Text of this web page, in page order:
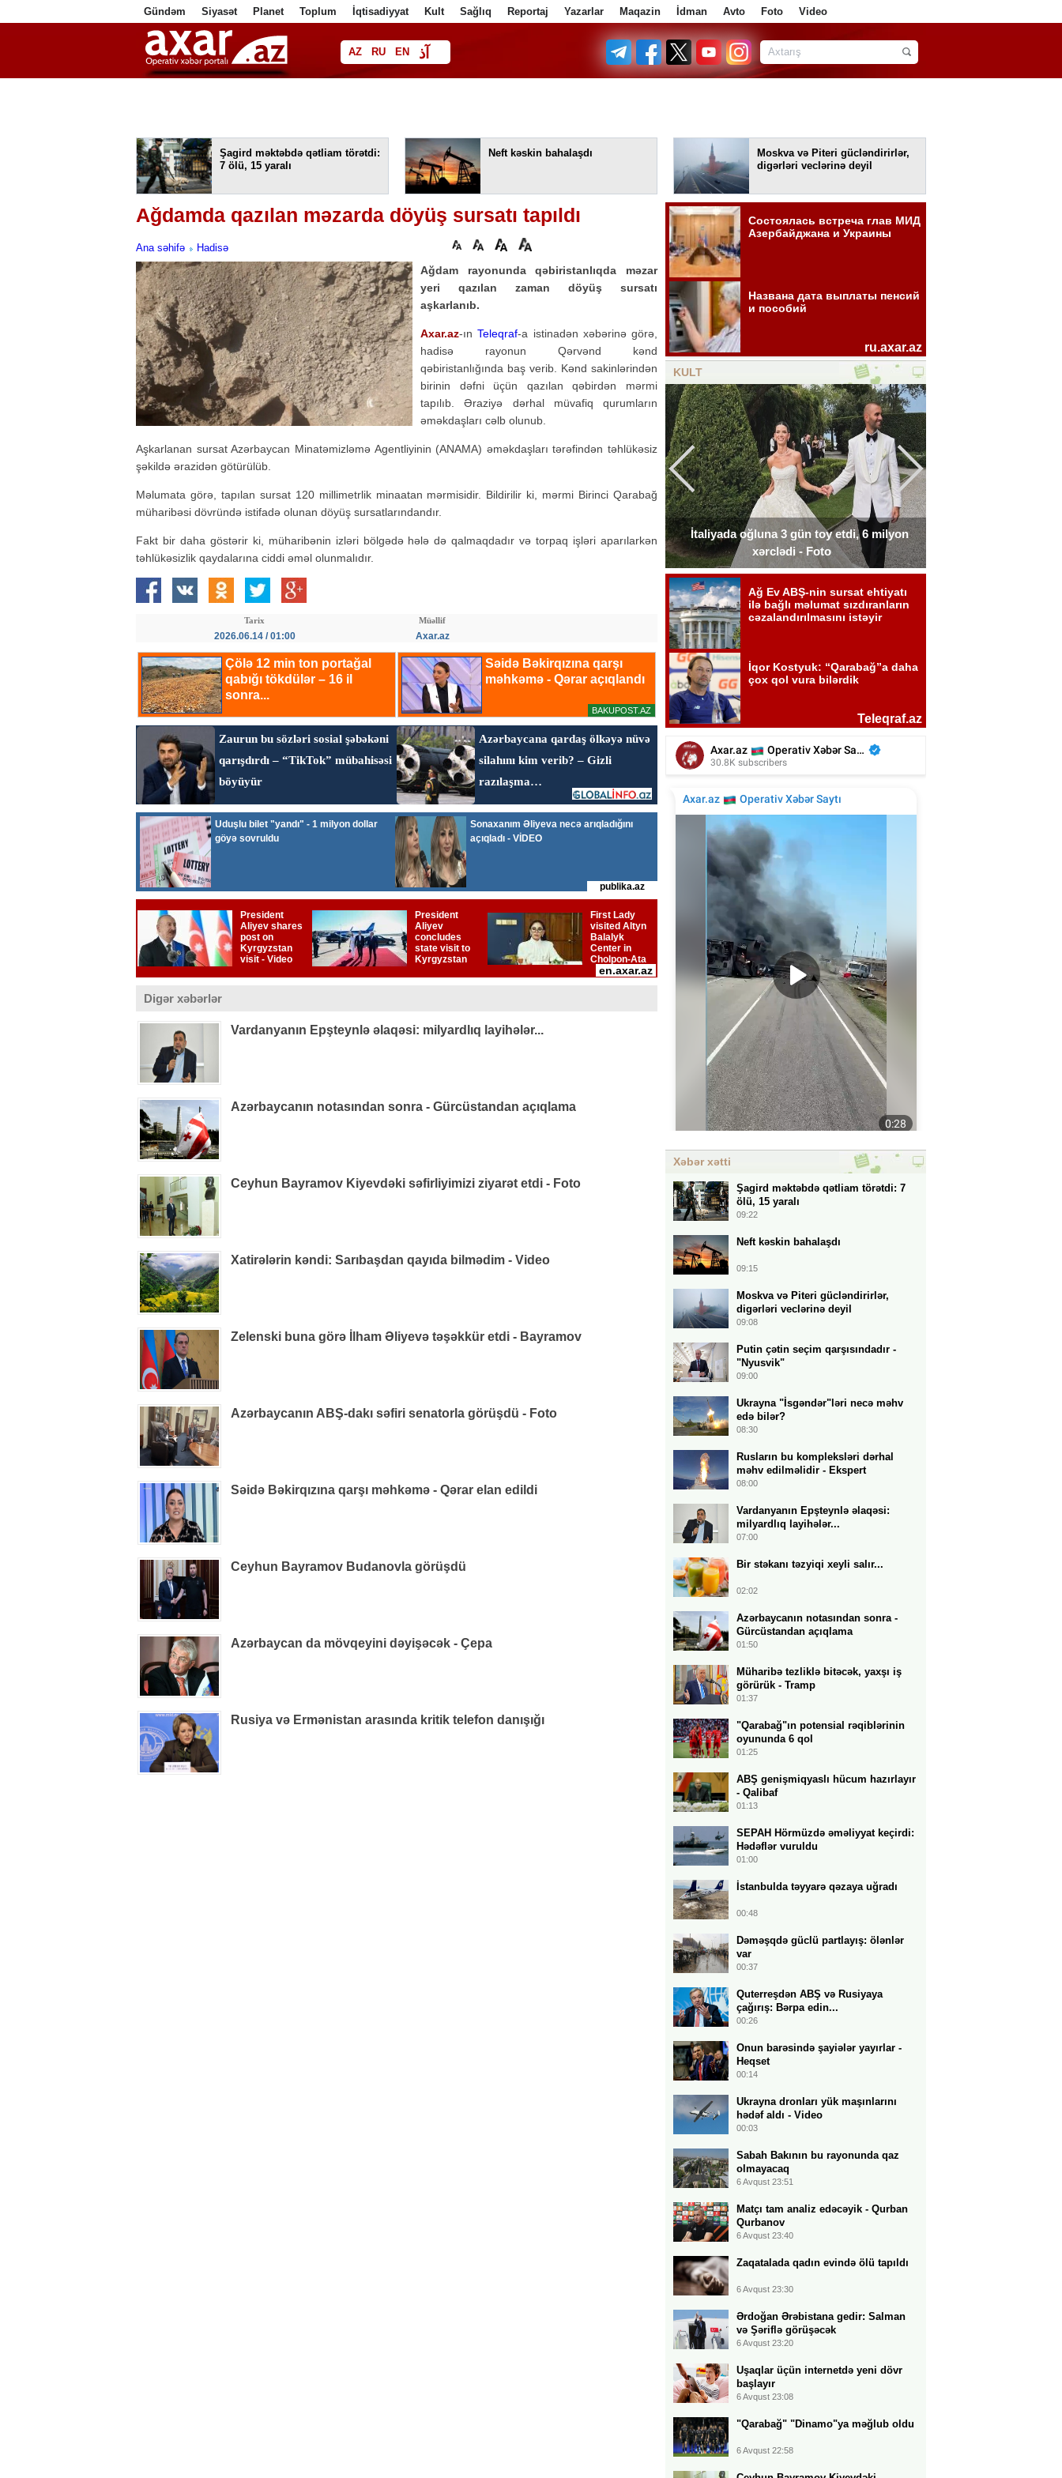
Gündəm Siyasət Planet Toplum İqtisadiyyat Kult Sağlıq Reportaj Yazarlar Maqazin İdman Avto Foto Video
AZ RU EN آذ
فا
Şagird məktəbdə qətliam törətdi:
7 ölü, 15 yaralı
Neft kəskin bahalaşdı
Moskva və Piteri gücləndirirlər,
digərləri veclərinə deyil
Ağdamda qazılan məzarda döyüş sursatı tapıldı
Ana səhifə Hadisə
Ağdam rayonunda qəbiristanlıqda məzar
yeri qazılan zaman döyüş sursatı
aşkarlanıb.
Axar.az-ınTeleqraf-a istinadən xəbərinə görə,
hadisə rayonun Qərvənd kənd
qəbiristanlığında baş verib. Kənd sakinlərindən
birinin dəfni üçün qazılan qəbirdən mərmi
tapılıb. Əraziyə dərhal müvafiq qurumların
əməkdaşları cəlb olunub.
Aşkarlanan sursat Azərbaycan Minatəmizləmə Agentliyinin (ANAMA) əməkdaşları tərəfindən təhlükəsiz
şəkildə ərazidən götürülüb.
Məlumata görə, tapılan sursat 120 millimetrlik minaatan mərmisidir. Bildirilir ki, mərmi Birinci Qarabağ
müharibəsi dövründə istifadə olunan döyüş sursatlarındandır.
Fakt bir daha göstərir ki, müharibənin izləri bölgədə hələ də qalmaqdadır və torpaq işləri aparılarkən
təhlükəsizlik qaydalarına ciddi əməl olunmalıdır.
Tarix
2026.06.14 / 01:00
Müəllif
Axar.az
Digər xəbərlər
Vardanyanın Epşteynlə əlaqəsi: milyardlıq layihələr...
Azərbaycanın notasından sonra - Gürcüstandan açıqlama
Ceyhun Bayramov Kiyevdəki səfirliyimizi ziyarət etdi - Foto
Xatirələrin kəndi: Sarıbaşdan qayıda bilmədim - Video
Zelenski buna görə İlham Əliyevə təşəkkür etdi - Bayramov
Azərbaycanın ABŞ-dakı səfiri senatorla görüşdü - Foto
Səidə Bəkirqızına qarşı məhkəmə - Qərar elan edildi
Ceyhun Bayramov Budanovla görüşdü
Azərbaycan da mövqeyini dəyişəcək - Çepa
Rusiya və Ermənistan arasında kritik telefon danışığı
KULT
Elçinin Fəxri xiyabandakı qəbirüstü abidəsi -
İtaliyada oğluna 3 gün toy etdi, 6 milyon
xərclədi - Foto
Elçinin Fəxri xiyabandakı qəbirüstü abidəsi -
Foto
İtaliyada oğluna 3 gün toy etdi, 6 milyon
Xəbər xətti
Şagird məktəbdə qətliam törətdi: 7
ölü, 15 yaralı
09:22
Neft kəskin bahalaşdı
09:15
Moskva və Piteri gücləndirirlər,
digərləri veclərinə deyil
09:08
Putin çətin seçim qarşısındadır -
"Nyusvik"
09:00
Ukrayna "İsgəndər"ləri necə məhv
edə bilər?
08:30
Rusların bu kompleksləri dərhal
məhv edilməlidir - Ekspert
08:00
Vardanyanın Epşteynlə əlaqəsi:
milyardlıq layihələr...
07:00
Bir stəkanı təzyiqi xeyli salır...
02:02
Azərbaycanın notasından sonra -
Gürcüstandan açıqlama
01:50
Müharibə tezliklə bitəcək, yaxşı iş
görürük - Tramp
01:37
"Qarabağ"ın potensial rəqiblərinin
oyununda 6 qol
01:25
ABŞ genişmiqyaslı hücum hazırlayır
- Qalibaf
01:13
SEPAH Hörmüzdə əməliyyat keçirdi:
Hədəflər vuruldu
01:00
İstanbulda təyyarə qəzaya uğradı
00:48
Dəməşqdə güclü partlayış: ölənlər
var
00:37
Quterreşdən ABŞ və Rusiyaya
çağırış: Bərpa edin...
00:26
Onun barəsində şayiələr yayırlar -
Heqset
00:14
Ukrayna dronları yük maşınlarını
hədəf aldı - Video
00:03
Sabah Bakının bu rayonunda qaz
olmayacaq
6 Avqust 23:51
Matçı tam analiz edəcəyik - Qurban
Qurbanov
6 Avqust 23:40
Zaqatalada qadın evində ölü tapıldı
6 Avqust 23:30
Ərdoğan Ərəbistana gedir: Salman
və Şəriflə görüşəcək
6 Avqust 23:20
Uşaqlar üçün internetdə yeni dövr
başlayır
6 Avqust 23:08
"Qarabağ" "Dinamo"ya məğlub oldu
6 Avqust 22:58